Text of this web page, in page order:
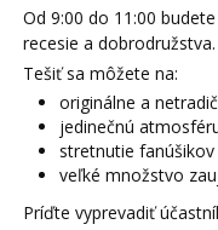
Od 9:00 do 11:00
recesie a dobrodružstva.
Tešiť sa môžete na:
originálne a
jedinečnú
stretnutie
veľké množstvo
Príďte vyprevadiť